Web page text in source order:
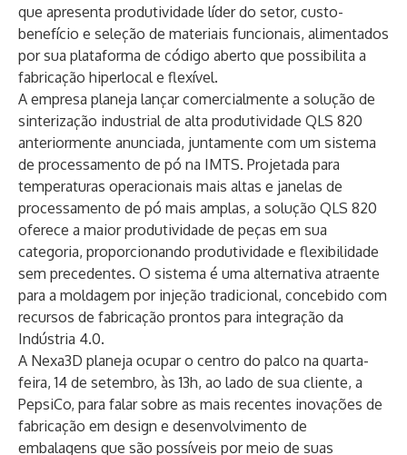
que apresenta produtividade líder do setor, custo-
benefício e seleção de materiais funcionais, alimentados
por sua plataforma de código aberto que possibilita a
fabricação hiperlocal e flexível.
A empresa planeja lançar comercialmente a solução de
sinterização industrial de alta produtividade QLS 820
anteriormente anunciada, juntamente com um sistema
de processamento de pó na IMTS. Projetada para
temperaturas operacionais mais altas e janelas de
processamento de pó mais amplas, a solução QLS 820
oferece a maior produtividade de peças em sua
categoria, proporcionando produtividade e flexibilidade
sem precedentes. O sistema é uma alternativa atraente
para a moldagem por injeção tradicional, concebido com
recursos de fabricação prontos para integração da
Indústria 4.0.
A Nexa3D planeja ocupar o centro do palco na quarta-
feira, 14 de setembro, às 13h, ao lado de sua cliente, a
PepsiCo, para falar sobre as mais recentes inovações de
fabricação em design e desenvolvimento de
embalagens que são possíveis por meio de suas